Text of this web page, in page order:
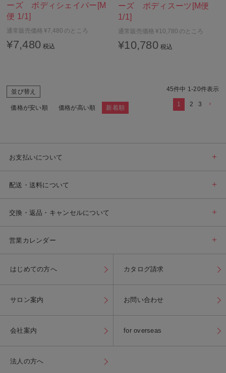
ーズ ボディシェイパー[M
便 1/1]
通常販売価格 ¥7,480 のところ
¥7,480 税込
ーズ ボディスーツ[M便
1/1]
通常販売価格 ¥10,780 のところ
¥10,780 税込
並び替え
価格が安い順 価格が高い順 新着順
45件中 1-20件表示
1 2 3
お支払いについて
配送・送料について
交換・返品・キャンセルについて
営業カレンダー
はじめての方へ カタログ請求
サロン案内 お問い合わせ
会社案内 for overseas
法人の方へ